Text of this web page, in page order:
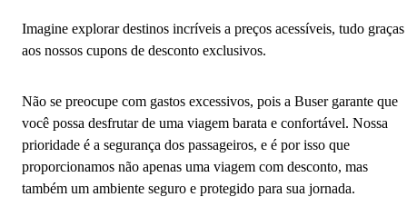
Imagine explorar destinos incríveis a preços acessíveis, tudo graças
aos nossos cupons de desconto exclusivos.
Não se preocupe com gastos excessivos, pois a Buser garante que
você possa desfrutar de uma viagem barata e confortável. Nossa
prioridade é a segurança dos passageiros, e é por isso que
proporcionamos não apenas uma viagem com desconto, mas
também um ambiente seguro e protegido para sua jornada.